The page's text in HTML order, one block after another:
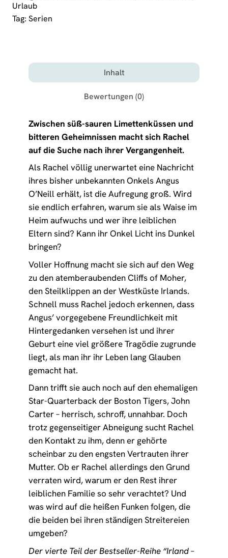
Urlaub
Tag: Serien
Inhalt
Bewertungen (0)
Zwischen süß-sauren Limettenküssen und
bitteren Geheimnissen macht sich Rachel
auf die Suche nach ihrer Vergangenheit.
Als Rachel völlig unerwartet eine Nachricht
ihres bisher unbekannten Onkels Angus
O’Neill erhält, ist die Aufregung groß. Wird
sie endlich erfahren, warum sie als Waise im
Heim aufwuchs und wer ihre leiblichen
Eltern sind? Kann ihr Onkel Licht ins Dunkel
bringen?
Voller Hoffnung macht sie sich auf den Weg
zu den atemberaubenden Cliffs of Moher,
den Steilklippen an der Westküste Irlands.
Schnell muss Rachel jedoch erkennen, dass
Angus’ vorgegebene Freundlichkeit mit
Hintergedanken versehen ist und ihrer
Geburt eine viel größere Tragödie zugrunde
liegt, als man ihr ihr Leben lang Glauben
gemacht hat.
Dann trifft sie auch noch auf den ehemaligen
Star-Quarterback der Boston Tigers, John
Carter – herrisch, schroff, unnahbar. Doch
trotz gegenseitiger Abneigung sucht Rachel
den Kontakt zu ihm, denn er gehörte
scheinbar zu den engsten Vertrauten ihrer
Mutter. Ob er Rachel allerdings den Grund
verraten wird, warum er den Rest ihrer
leiblichen Familie so sehr verachtet? Und
was wird auf die heißen Funken folgen, die
die beiden bei ihren ständigen Streitereien
umgeben?
Der vierte Teil der Bestseller-Reihe “Irland –